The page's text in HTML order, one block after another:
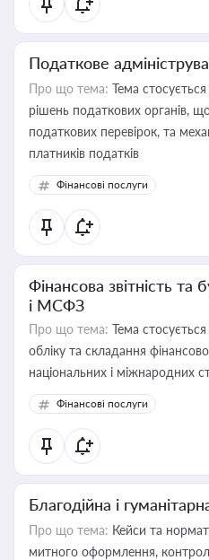
Податкове
Про що тема: Тема
рішень податкових органів,
податкових перевірок, та
платників податків
Фінансові послуги
Фінансова звітність
і МСФЗ
Про що тема: Тема
обліку та складання
національних і міжнародних
Фінансові послуги
Благодійна і
Про що тема: Кейси та
митного оформлення,